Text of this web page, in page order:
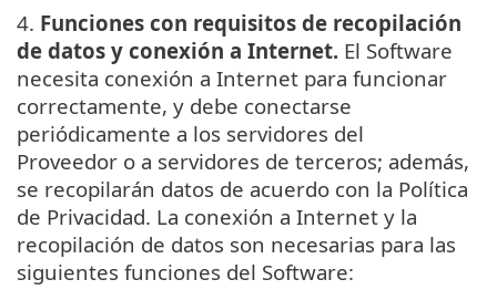
4. Funciones con requisitos de recopilación
de datos y conexión a Internet. El Software
necesita conexión a Internet para funcionar
correctamente, y debe conectarse
periódicamente a los servidores del
Proveedor o a servidores de terceros; además,
se recopilarán datos de acuerdo con la Política
de Privacidad. La conexión a Internet y la
recopilación de datos son necesarias para las
siguientes funciones del Software: